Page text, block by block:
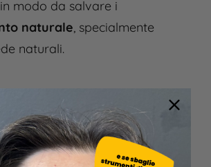
modo da salvare i
naturale, specialmente
naturali.
il benessere dei denti . Lo
Questa operazione
veterinario e